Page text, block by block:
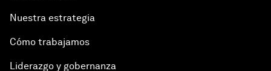
Nuestra estrategia
Cómo trabajamos
Liderazgo y gobernanza